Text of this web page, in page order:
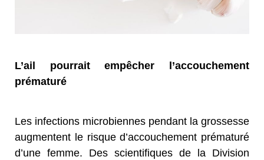
L’ail pourrait empêcher l’accouchement
prématuré
Les infections microbiennes pendant la grossesse
augmentent le risque d’accouchement prématuré
d’une femme. Des scientifiques de la Division